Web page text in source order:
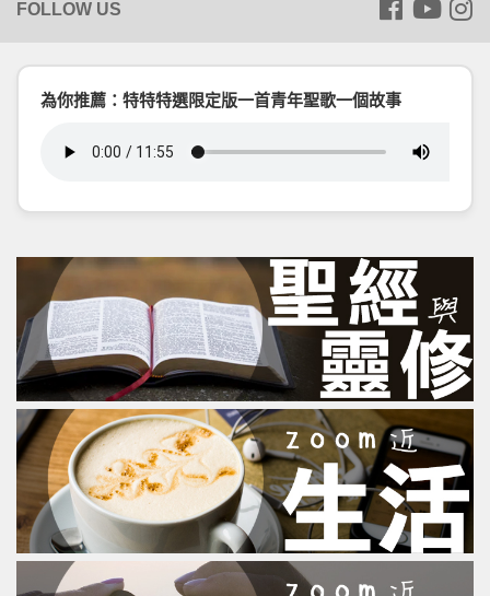
為你推薦：特特特選限定版一首青年聖歌一個故事